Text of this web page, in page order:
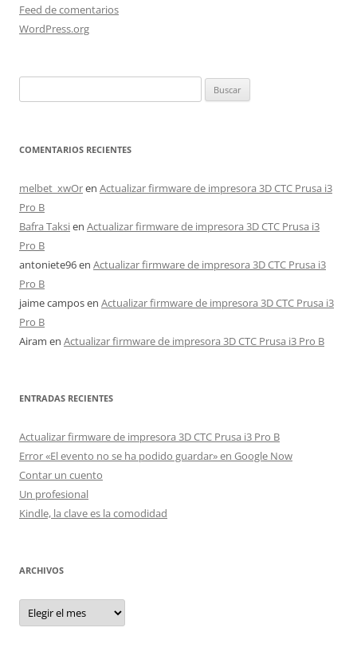
Feed de comentarios
WordPress.org
COMENTARIOS RECIENTES
melbet_xwOren Actualizar firmware de impresora 3D CTC Prusa i3
Pro B
Bafra Taksien Actualizar firmware de impresora 3D CTC Prusa i3
Pro B
antoniete96en Actualizar firmware de impresora 3D CTC Prusa i3
Pro B
jaime camposen Actualizar firmware de impresora 3D CTC Prusa i3
Pro B
Airam en Actualizar firmware de impresora 3D CTC Prusa i3 Pro B
ENTRADAS RECIENTES
Actualizar firmware de impresora 3D CTC Prusa i3 Pro B
Error «El evento no se ha podido guardar» en Google Now
Contar un cuento
Un profesional
Kindle, la clave es la comodidad
ARCHIVOS
Archivos